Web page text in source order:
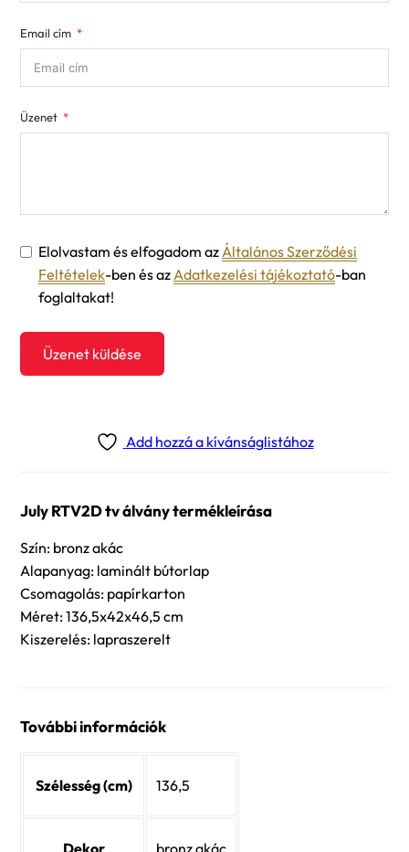
+1
Email cím
Üzenet
Elolvastam és elfogadom azÁltalános Szerződési
Feltételek-ben és azAdatkezelési tájékoztató-ban
foglaltakat!
Üzenet küldése
Add hozzá a kívánságlistához
July RTV2D tv álvány termékleírása
Szín: bronz akác
Alapanyag: laminált bútorlap
Csomagolás: papírkarton
Méret: 136,5x42x46,5 cm
Kiszerelés: lapraszerelt
További információk
Szélesség (cm) 136,5